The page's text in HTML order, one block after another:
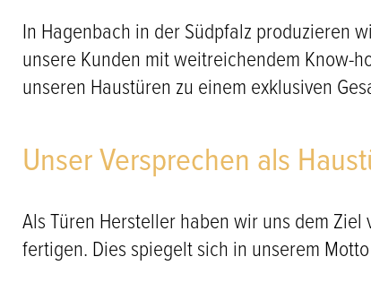
In Hagenbach in der Südpfalz produzieren
unsere Kunden mit weitreichendem Know-
unseren Haustüren zu einem exklusiven
Unser Versprechen als
Als Türen Hersteller haben wir uns dem
fertigen. Dies spiegelt sich in unserem